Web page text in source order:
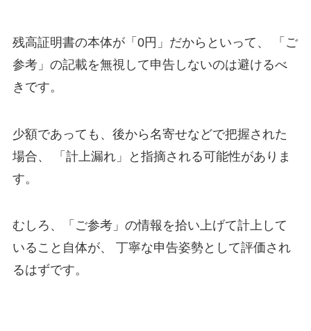
残高証明書の本体が「0円」だからといって、 「ご
参考」の記載を無視して申告しないのは避けるべ
きです。
少額であっても、後から名寄せなどで把握された
場合、 「計上漏れ」と指摘される可能性がありま
す。
むしろ、「ご参考」の情報を拾い上げて計上して
いること自体が、 丁寧な申告姿勢として評価され
るはずです。